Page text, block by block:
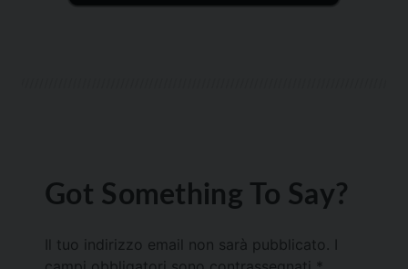
Got Something To Say?
Il tuo indirizzo email non sarà pubblicato.